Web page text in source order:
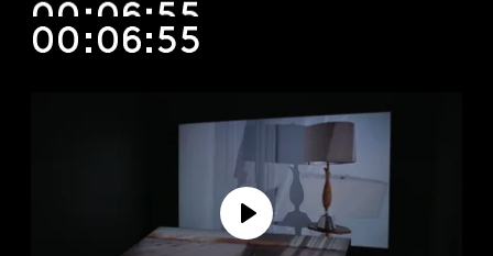
00:06:55
00:06:55
Play